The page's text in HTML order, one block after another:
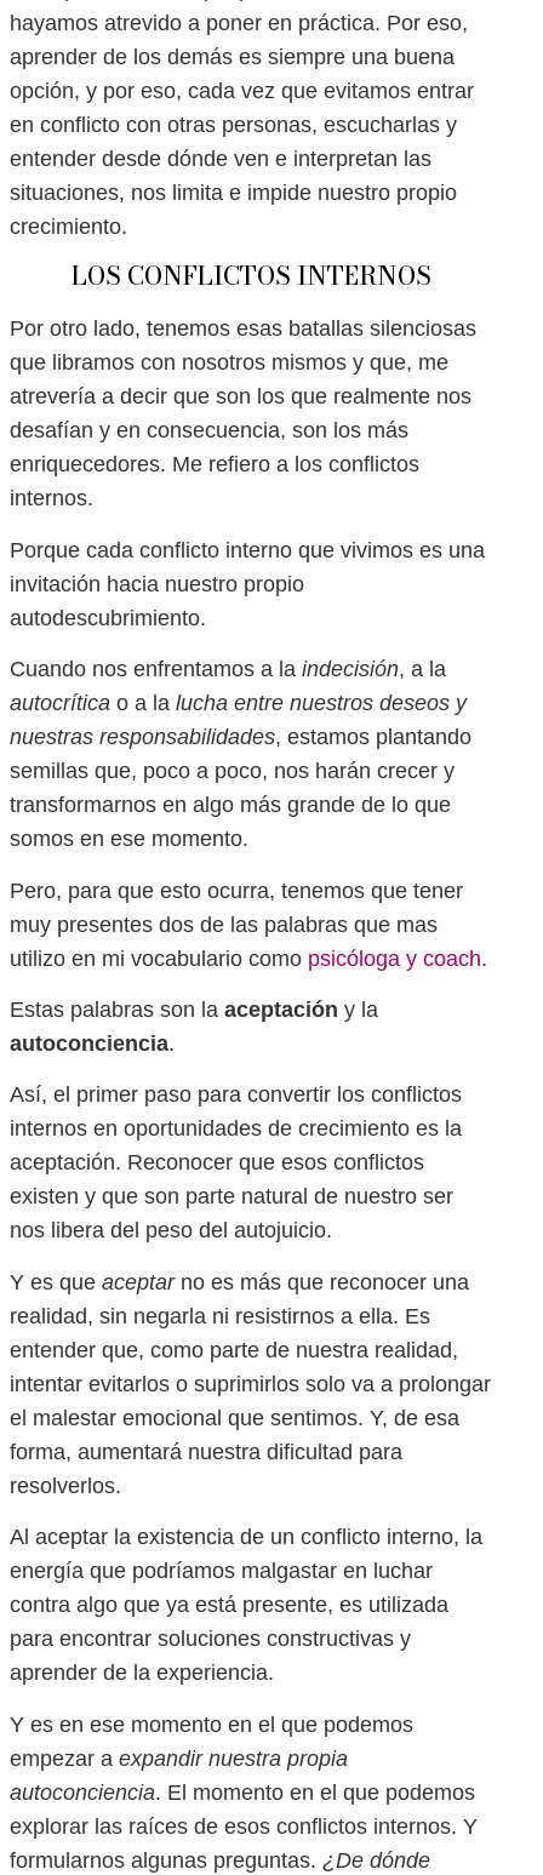
hayamos atrevido a poner en práctica. Por eso,
aprender de los demás es siempre una buena
opción, y por eso, cada vez que evitamos entrar
en conflicto con otras personas, escucharlas y
entender desde dónde ven e interpretan las
situaciones, nos limita e impide nuestro propio
crecimiento.
LOS CONFLICTOS INTERNOS
Por otro lado, tenemos esas batallas silenciosas
que libramos con nosotros mismos y que, me
atrevería a decir que son los que realmente nos
desafían y en consecuencia, son los más
enriquecedores. Me refiero a los conflictos
internos.
Porque cada conflicto interno que vivimos es una
invitación hacia nuestro propio
autodescubrimiento.
Cuando nos enfrentamos a la indecisión, a la
autocrítica o a la lucha entre nuestros deseos y
nuestras responsabilidades, estamos plantando
semillas que, poco a poco, nos harán crecer y
transformarnos en algo más grande de lo que
somos en ese momento.
Pero, para que esto ocurra, tenemos que tener
muy presentes dos de las palabras que mas
utilizo en mi vocabulario como psicóloga y coach.
Estas palabras son la aceptación y la
autoconciencia.
Así, el primer paso para convertir los conflictos
internos en oportunidades de crecimiento es la
aceptación. Reconocer que esos conflictos
existen y que son parte natural de nuestro ser
nos libera del peso del autojuicio.
Y es que aceptarno es más que reconocer una
realidad, sin negarla ni resistirnos a ella. Es
entender que, como parte de nuestra realidad,
intentar evitarlos o suprimirlos solo va a prolongar
el malestar emocional que sentimos. Y, de esa
forma, aumentará nuestra dificultad para
resolverlos.
Al aceptar la existencia de un conflicto interno, la
energía que podríamos malgastar en luchar
contra algo que ya está presente, es utilizada
para encontrar soluciones constructivas y
aprender de la experiencia.
Y es en ese momento en el que podemos
empezar a expandir nuestra propia
autoconciencia. El momento en el que podemos
explorar las raíces de esos conflictos internos. Y
formularnos algunas preguntas. ¿De dónde